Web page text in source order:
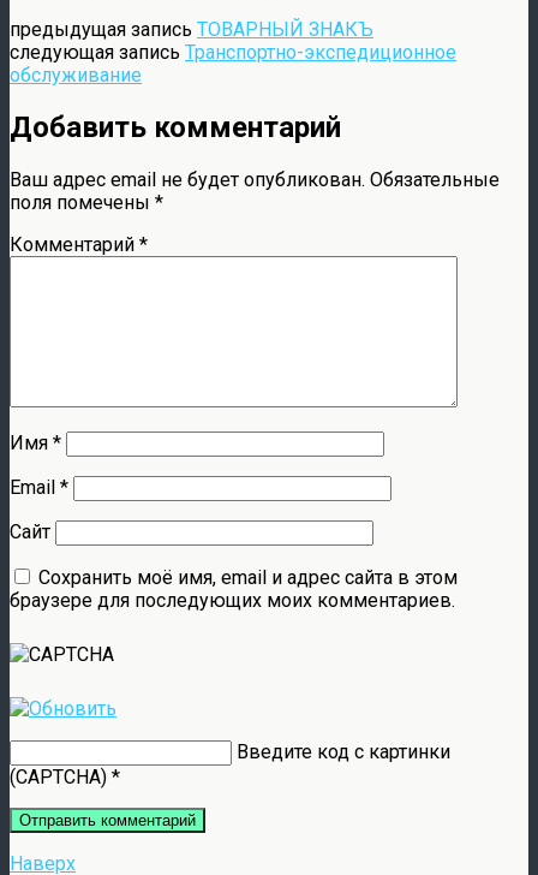
предыдущая запись ТОВАРНЫЙ ЗНАКЪ
следующая запись Транспортно-экспедиционное
обслуживание
Добавить комментарий
Ваш адрес email не будет опубликован. Обязательные
поля помечены *
Комментарий *
Имя *
Email *
Сайт
Сохранить моё имя, email и адрес сайта в этом
браузере для последующих моих комментариев.
Введите код с картинки
(CAPTCHA) *
Наверх